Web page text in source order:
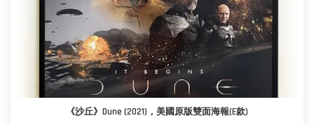
《沙丘》Dune (2021)，美國原版雙面海報(E款)